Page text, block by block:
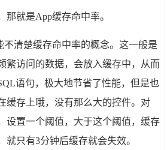
那就是App缓存命中率。
不清楚缓存命中率的概念。这一般是
繁访问的数据，会放入缓存中，从而
语句，极大地节省了性能，但是也
缓存上哦，没有那么大的控件。对
设置一个阈值，大于这个阈值，缓存
就只有3分钟后缓存就会失效。